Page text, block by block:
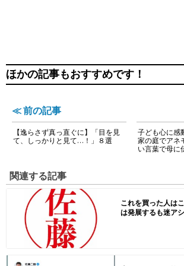
ほかの記事もおすすめです！
≪ 前の記事
【逸らさず真っ直ぐに】「目を見
て、しっかりと見て…！」８選
子ども心に感
家の庭でアネ
い言葉で母に
関連する記事
これを買った人は
は発展するも迷ア